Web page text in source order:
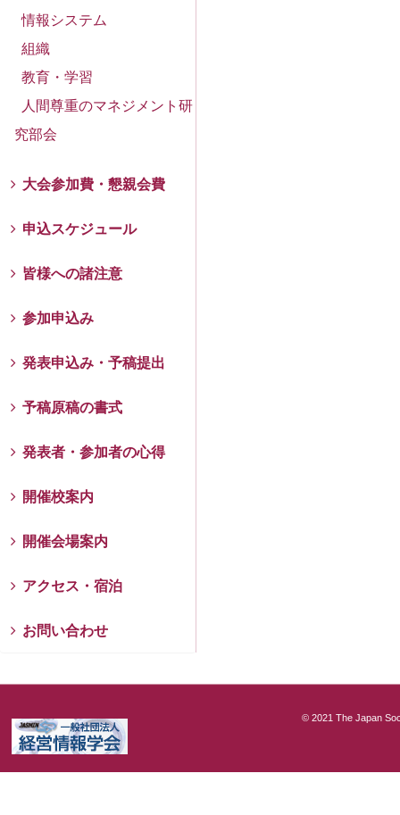
情報システム
組織
教育・学習
人間尊重のマネジメント研
究部会
大会参加費・懇親会費
申込スケジュール
皆様への諸注意
参加申込み
発表申込み・予稿提出
予稿原稿の書式
発表者・参加者の心得
開催校案内
開催会場案内
アクセス・宿泊
お問い合わせ
© 2021 The Japan